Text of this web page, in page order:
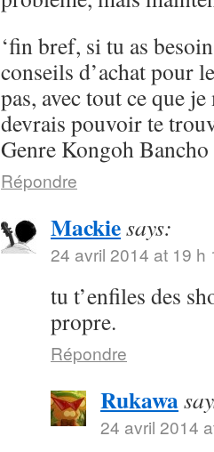
‘fin bref, si tu as
conseils d’achat pour
pas, avec tout ce que
devrais pouvoir te
Genre Kongoh Bancho
Répondre
Mackiesays:
24 avril 2014 at 19 h
tu t’enfiles des
propre.
Répondre
Rukawa
24 avril 2014